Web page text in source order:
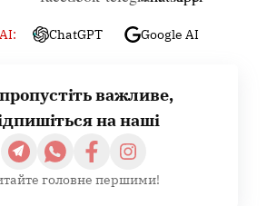
ChatGPT Google AI
важливе,
на наші
головне першими!